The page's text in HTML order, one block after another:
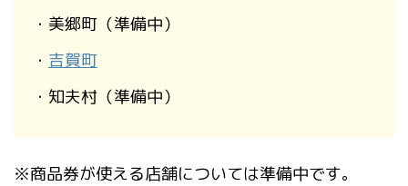
・美郷町（準備中）
・ 吉賀町
・知夫村（準備中）
※商品券が使える店舗については準備中です。